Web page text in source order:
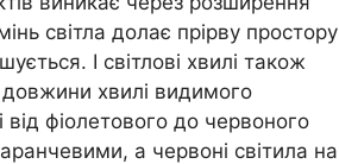
світла долає прірву простору
І світлові хвилі також
хвилі видимого
від фіолетового до червоного
а червоні світила на